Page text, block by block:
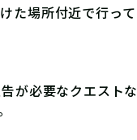
た場所付近で行って
が必要なクエストな